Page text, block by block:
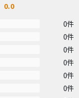
0.0
0件
0件
0件
0件
0件
0件